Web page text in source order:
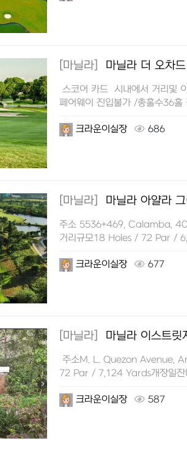
[마닐라] 마닐라 더 오차
스코어 카드 시내에서 거리및
페어웨이 진입불가 /총홀수36
크라운이실장 686
[마닐라] 마닐라 아얄라
주소 5536+469, Calamba,
거리규모18 Holes / 72 Par /
크라운이실장 677
[마닐라] 마닐라 이스트릿
주소M. L. Quezon Avenue,
72 Par / 7,124 Yards개장일잔
크라운이실장
587